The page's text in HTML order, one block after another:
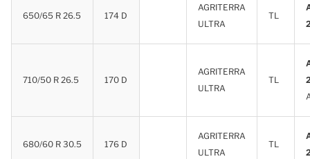
650/65 R 26.5 174 D
AGRITERRA
ULTRA
TL
710/50 R 26.5 170 D
AGRITERRA
ULTRA
TL
680/60 R 30.5 176 D
AGRITERRA
ULTRA
TL